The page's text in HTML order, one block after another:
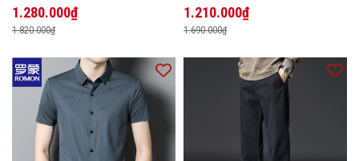
1.280.000₫
1.820.000₫
1.210.000₫
1.690.000₫